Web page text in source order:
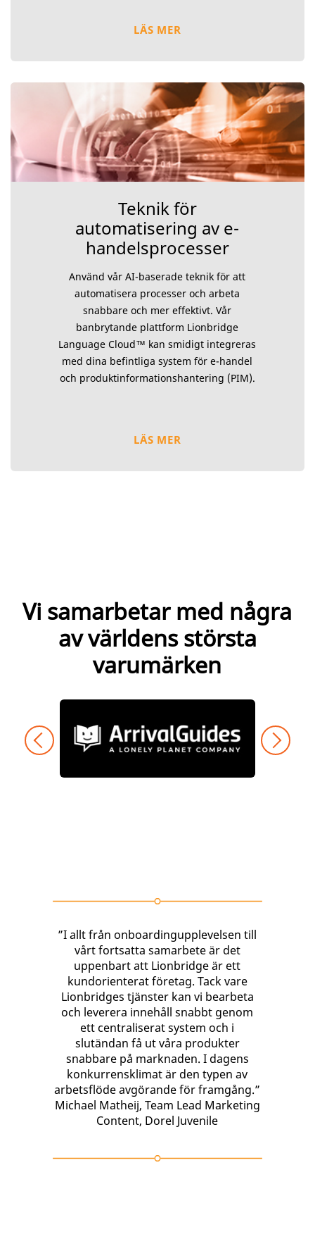
LÄS MER
Teknik för
automatisering av e-
handelsprocesser
Använd vår AI-baserade teknik för att
automatisera processer och arbeta
snabbare och mer effektivt. Vår
banbrytande plattform Lionbridge
Language Cloud™ kan smidigt integreras
med dina befintliga system för e-handel
och produktinformationshantering (PIM).
LÄS MER
Vi samarbetar med några
av världens största
varumärken
”I allt från onboardingupplevelsen till
vårt fortsatta samarbete är det
uppenbart att Lionbridge är ett
kundorienterat företag. Tack vare
Lionbridges tjänster kan vi bearbeta
och leverera innehåll snabbt genom
ett centraliserat system och i
slutändan få ut våra produkter
snabbare på marknaden. I dagens
konkurrensklimat är den typen av
arbetsflöde avgörande för framgång.”
Michael Matheij, Team Lead Marketing
Content, Dorel Juvenile